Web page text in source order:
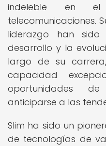
indeleble en
telecomunicaciones.
liderazgo han sido
desarrollo y la
largo de su
capacidad
oportunidades
anticiparse a las
Slim ha sido un
de tecnologías de